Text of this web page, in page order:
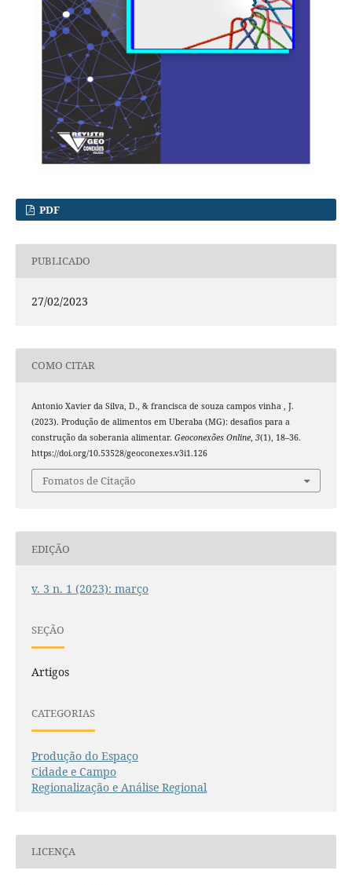
PDF
PUBLICADO
27/02/2023
COMO CITAR
Antonio Xavier da Silva, D., & francisca de souza campos vinha , J.
(2023). Produção de alimentos em Uberaba (MG): desafios para a
construção da soberania alimentar. Geoconexões Online, 3(1), 18–36.
https://doi.org/10.53528/geoconexes.v3i1.126
Fomatos de Citação
EDIÇÃO
v. 3 n. 1 (2023): março
SEÇÃO
Artigos
CATEGORIAS
Produção do Espaço
Cidade e Campo
Regionalização e Análise Regional
LICENÇA